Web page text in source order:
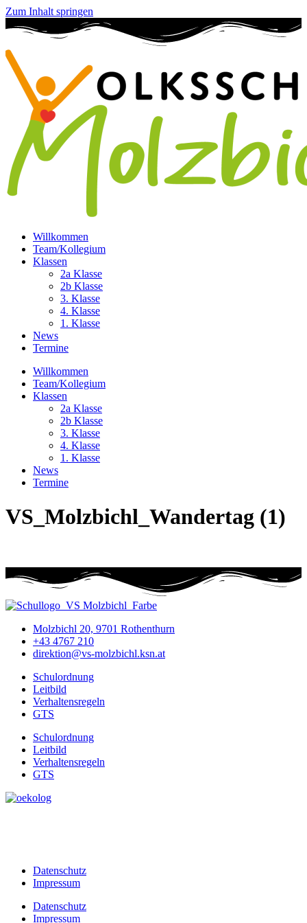
Zum Inhalt springen
Willkommen
Team/Kollegium
Klassen
2a Klasse
2b Klasse
3. Klasse
4. Klasse
1. Klasse
News
Termine
Willkommen
Team/Kollegium
Klassen
2a Klasse
2b Klasse
3. Klasse
4. Klasse
1. Klasse
News
Termine
VS_Molzbichl_Wandertag (1)
Molzbichl 20, 9701 Rothenthurn
+43 4767 210
direktion@vs-molzbichl.ksn.at
Schulordnung
Leitbild
Verhaltensregeln
GTS
Schulordnung
Leitbild
Verhaltensregeln
GTS
Datenschutz
Impressum
Datenschutz
Impressum